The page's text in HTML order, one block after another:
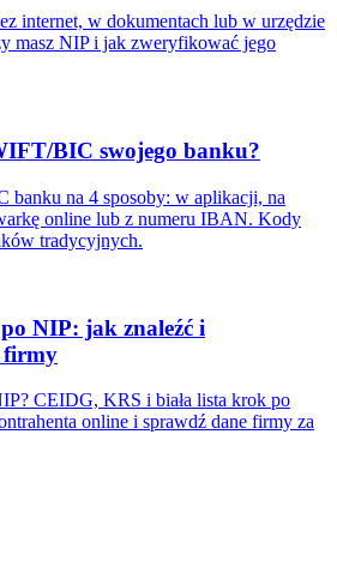
internet, w dokumentach lub w urzędzie
masz NIP i jak zweryfikować jego
BIC swojego banku?
banku na 4 sposoby: w aplikacji, na
online lub z numeru IBAN. Kody
tradycyjnych.
NIP: jak znaleźć i
firmy
CEIDG, KRS i biała lista krok po
online i sprawdź dane firmy za